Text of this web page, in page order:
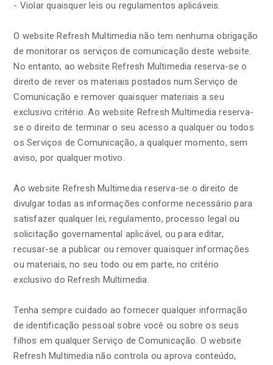
- Violar quaisquer leis ou regulamentos aplicáveis.
O website Refresh Multimedia não tem nenhuma obrigação
de monitorar os serviços de comunicação deste website.
No entanto, ao website Refresh Multimedia reserva-se o
direito de rever os materiais postados num Serviço de
Comunicação e remover quaisquer materiais a seu
exclusivo critério. Ao website Refresh Multimedia reserva-
se o direito de terminar o seu acesso a qualquer ou todos
os Serviços de Comunicação, a qualquer momento, sem
aviso, por qualquer motivo.
Ao website Refresh Multimedia reserva-se o direito de
divulgar todas as informações conforme necessário para
satisfazer qualquer lei, regulamento, processo legal ou
solicitação governamental aplicável, ou para editar,
recusar-se a publicar ou remover quaisquer informações
ou materiais, no seu todo ou em parte, no critério
exclusivo do Refresh Multimedia.
Tenha sempre cuidado ao fornecer qualquer informação
de identificação pessoal sobre você ou sobre os seus
filhos em qualquer Serviço de Comunicação. O website
Refresh Multimedia não controla ou aprova conteúdo,